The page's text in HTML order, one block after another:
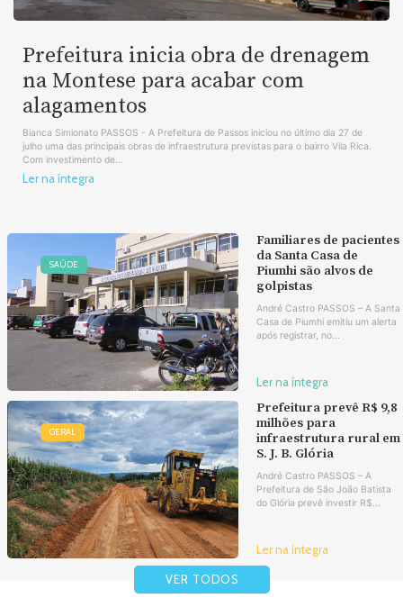
Prefeitura inicia obra de drenagem
na Montese para acabar com
alagamentos
Bianca Simionato PASSOS - A Prefeitura de Passos iniciou no último dia 27 de
julho uma das principais obras de infraestrutura previstas para o bairro Vila Rica.
Com investimento de...
Ler na íntegra
SAÚDE
Familiares de pacientes
da Santa Casa de
Piumhi são alvos de
golpistas
André Castro PASSOS – A Santa
Casa de Piumhi emitiu um alerta
após registrar, no...
Ler na íntegra
GERAL
Prefeitura prevê R$ 9,8
milhões para
infraestrutura rural em
S. J. B. Glória
André Castro PASSOS – A
Prefeitura de São João Batista
do Glória prevê investir R$...
Ler na íntegra
VER TODOS